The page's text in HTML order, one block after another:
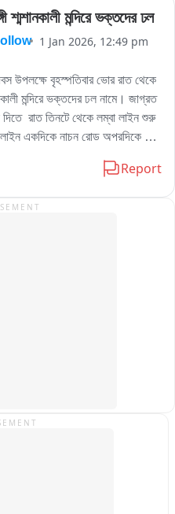
শ্মশানকালী মন্দিরে ভক্তদের ঢল
1 Jan 2026, 12:49 pm
উপলক্ষে বৃহস্পতিবার ভোর রাত থেকে
মন্দিরে ভক্তদের ঢল নামে। জাগ্রত
দিতে  রাত তিনটে থেকে লম্বা লাইন শুরু
লাইন একদিকে নাচন রোড অপরদিকে
ভোগ নিবেদন হয় এবং ভক্তদের খিচুড়ি
Report